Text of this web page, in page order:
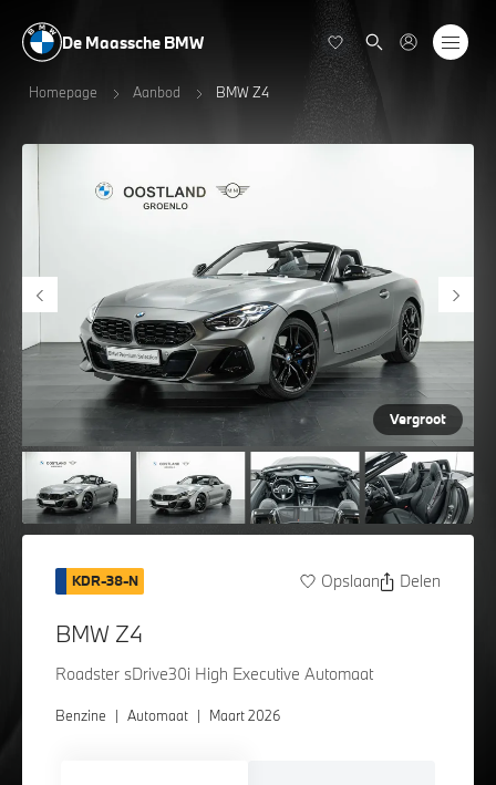
De Maassche BMW
Homepage Aanbod BMW Z4
Vergroot
KDR-38-N Opslaan Delen
BMW Z4
Roadster sDrive30i High Executive Automaat
Benzine | Automaat | Maart 2026